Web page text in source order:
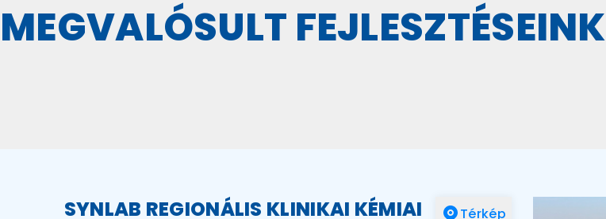
MEGVALÓSULT FEJLESZTÉSEINK
SYNLAB REGIONÁLIS KLINIKAI KÉMIAI
Térkép